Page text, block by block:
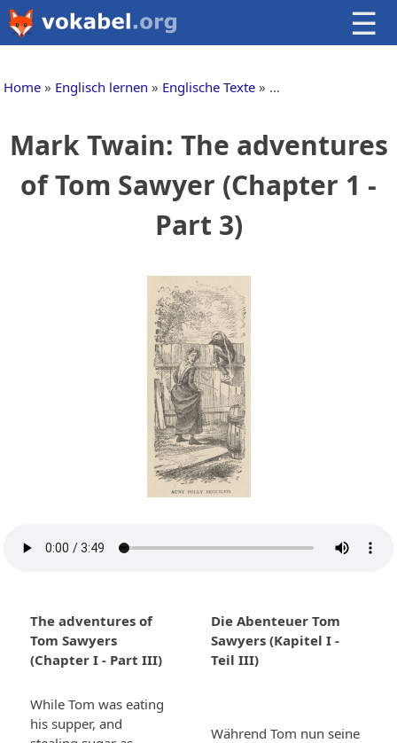
☰
Home Englisch lernen Englische Texte Englische
Mark Twain: The adventures
of Tom Sawyer (Chapter 1 -
Part 3)
The adventures of
Tom Sawyers
(Chapter I - Part III)
Die Abenteuer Tom
Sawyers (Kapitel I -
Teil III)
While Tom was eating
his supper, and
Während Tom nun seine